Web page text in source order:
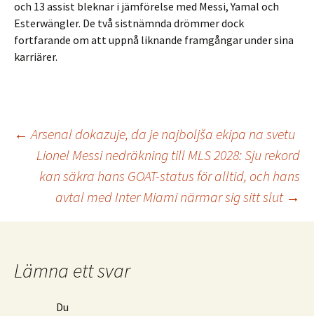
och 13 assist bleknar i jämförelse med Messi, Yamal och
Esterwängler. De två sistnämnda drömmer dock
fortfarande om att uppnå liknande framgångar under sina
karriärer.
Inläggsnavigering
← Arsenal dokazuje, da je najboljša ekipa na svetu
Lionel Messi nedräkning till MLS 2028: Sju rekord
kan säkra hans GOAT-status för alltid, och hans
avtal med Inter Miami närmar sig sitt slut →
Lämna ett svar
Du